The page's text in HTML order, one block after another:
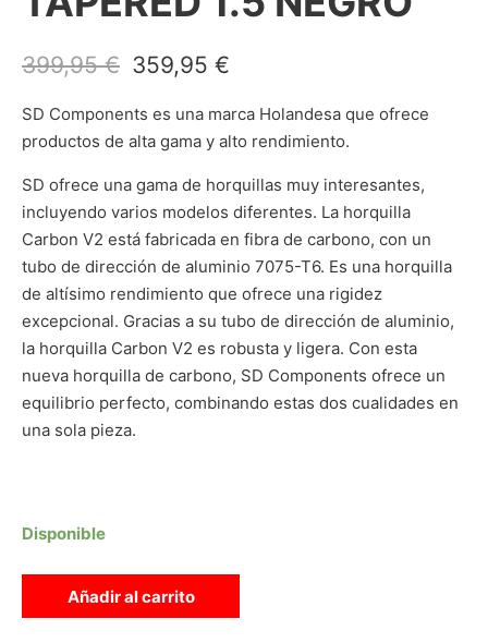
399,95€ El precio original era: 399,95 €.
359,95 €
SD Components es una marca Holandesa que ofrece
productos de alta gama y alto rendimiento.
SD ofrece una gama de horquillas muy interesantes,
incluyendo varios modelos diferentes. La horquilla
Carbon V2 está fabricada en fibra de carbono, con un
tubo de dirección de aluminio 7075-T6. Es una horquilla
de altísimo rendimiento que ofrece una rigidez
excepcional. Gracias a su tubo de dirección de aluminio,
la horquilla Carbon V2 es robusta y ligera. Con esta
nueva horquilla de carbono, SD Components ofrece un
equilibrio perfecto, combinando estas dos cualidades en
una sola pieza.
Disponible
HORQUILLA BMX CARBONO SD V2 PRO TAPERED 1.5
Añadir al carrito